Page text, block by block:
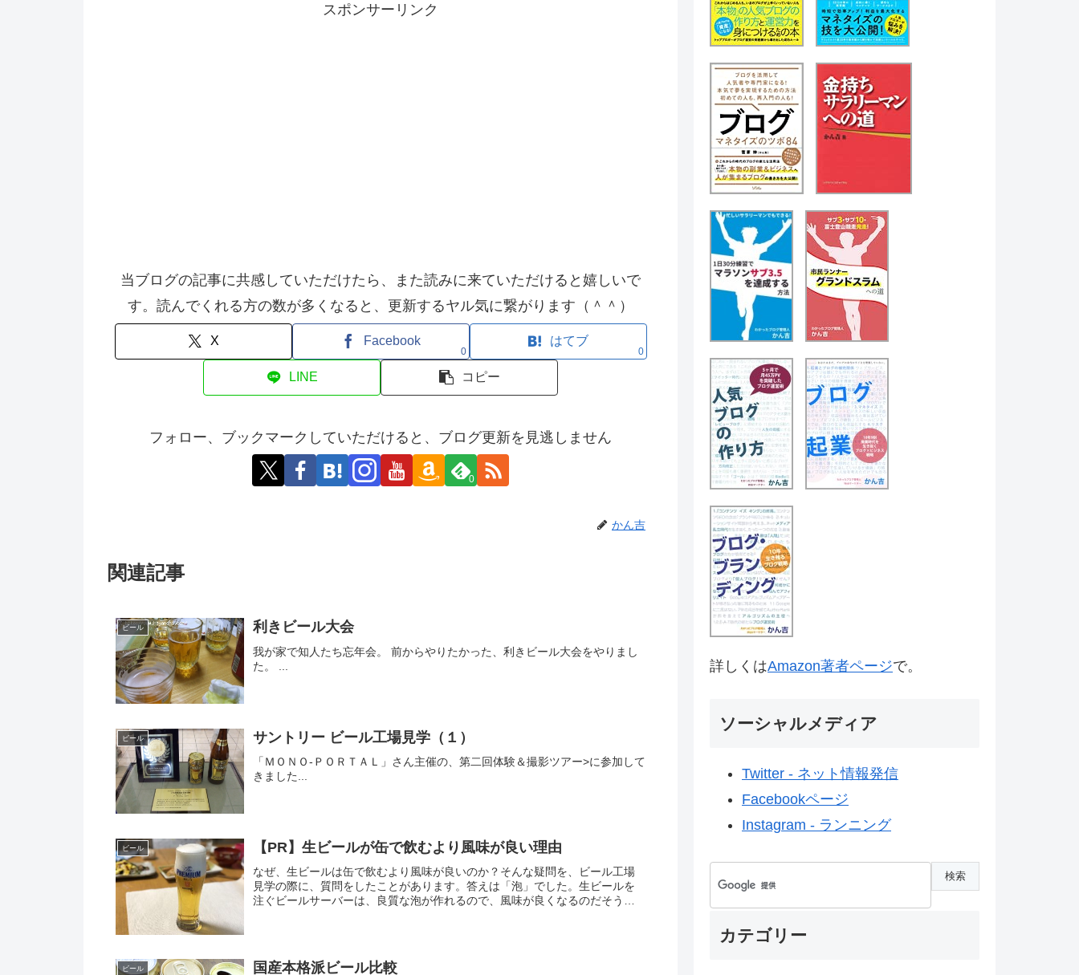
スポンサーリンク
当ブログの記事に共感していただけたら、また読みに来ていただけると嬉しいで
す。読んでくれる方の数が多くなると、更新するヤル気に繋がります（＾＾）
X Facebook
0
はてブ
0
LINE コピー
フォロー、ブックマークしていただけると、ブログ更新を見逃しません
0
かん吉
関連記事
ビール 利きビール大会
我が家で知人たち忘年会。 前からやりたかった、利きビール大会をやりまし
ビール サントリー ビール工場見学（１）
「ＭＯＮＯ-ＰＯＲＴＡＬ」さん主催の、第二回体験＆撮影ツアー>に参加して
きました...
ビール 【PR】生ビールが缶で飲むより風味が良い理由
なぜ、生ビールは缶で飲むより風味が良いのか？そんな疑問を、ビール工場
見学の際に、質問をしたことがあります。答えは「泡」でした。生ビールを
注ぐビールサーバーは、良質な泡が作れるので、風味が良くなるのだそうで
ビール 国産本格派ビール比較
詳しくはAmazon著者ページで。
ソーシャルメディア
Twitter - ネット情報発信
Facebookページ
Instagram - ランニング
カテゴリー